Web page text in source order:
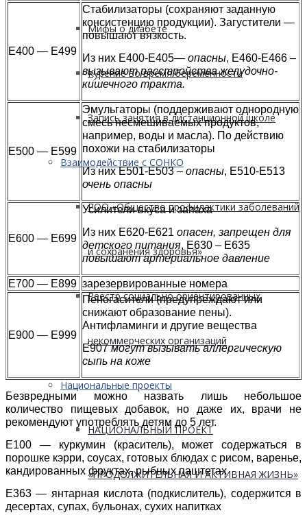
Мифы о диабете
Курение во время беременности
Запись занятия в дистанционной школе
Взаимодействие с СОНКО
РОО «Общество профилактики заболеваний
и сохранения здоровья»
Реестр социально ориентированных
некоммерческих организаций
Национальные проекты
НАЦИОНАЛЬНЫЙ ПРОЕКТ
«ПРОДОЛЖИТЕЛЬНАЯ И АКТИВНАЯ ЖИЗНЬ»
Е400 — Е499
Стабилизаторы (сохраняют заданную
консистенцию продукции). Загустители —
повышают вязкость.
Из них Е400-Е405— опасны, Е460-Е466 –
вызывают расстройства желудочно-
кишечного тракта.
Е500 — Е599
Эмульгаторы (поддерживают однородную
смесь несмешиваемых продуктов,
например, воды и масла). По действию
похожи на стабилизаторы
Из них Е501-Е503 –опасны, Е510-Е513
очень опасны
Е600 — Е699
Усилители вкуса и запаха
Из них Е620-Е621 опасен, запрещен для
детского питания, Е630 – Е635
повышают артериальное давление
Е700 — Е899 зарезервированные номера
E900 — E999
Пеногасители (предупреждают или
снижают образование пены).
Антифламинги и другие вещества
Е907могут вызывать аллергическую
сыпь на коже
Безвредными можно назвать лишь небольшое
количество пищевых добавок, но даже их, врачи не
рекомендуют употреблять детям до 5 лет.
Е100 — куркумин (краситель), может содержаться в
порошке кэрри, соусах, готовых блюдах с рисом, варенье,
кандированных фруктах, рыбных паштетах
Е363 — янтарная кислота (подкислитель), содержится в
десертах, супах, бульонах, сухих напитках